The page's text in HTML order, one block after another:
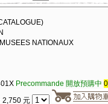
NATIONAUX
Precommande 開放預購中
2,750 元